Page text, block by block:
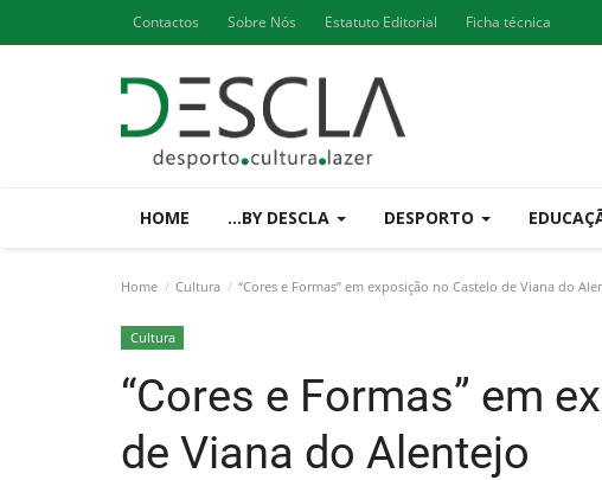
Contactos Sobre Nós Estatuto Editorial Ficha técnica
HOME ...BY DESCLA DESPORTO
Home Cultura “Cores e Formas” em exposição no Castelo de Viana do
Cultura
“Cores e Formas” em
de Viana do Alentejo